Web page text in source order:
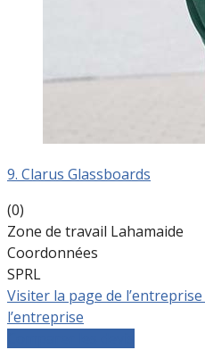
9. Clarus Glassboards
(0)
Zone de travail Lahamaide
Coordonnées
SPRL
Visiter la page de l’entreprise
l’entreprise